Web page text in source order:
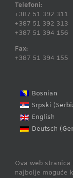
Telefoni:
+387 51 392 311
+387 51 392 313
+387 51 394 156
Fax:
+387 51 394 155
Bosnian
Srpski (
English
Deutsch (
Ova web
najbolje moguće